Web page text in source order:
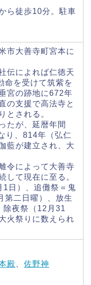
ら徒歩10分。駐車
市大善寺町宮本に
伝によれば仁徳天
命を受けて筑紫を
宮の跡地に672年
の支援で高法寺と
とされる。
たが、延暦年間
り、814年（弘仁
藍が建立され、大
令によって大善寺
して現在に至る。
1日）、追儺祭＝鬼
第二日曜）、放生
除夜祭（12月31
火祭りに数えられ
殿 佐野神